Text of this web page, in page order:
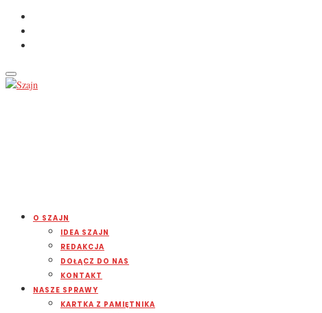
O SZAJN
IDEA SZAJN
REDAKCJA
DOŁĄCZ DO NAS
KONTAKT
NASZE SPRAWY
KARTKA Z PAMIĘTNIKA